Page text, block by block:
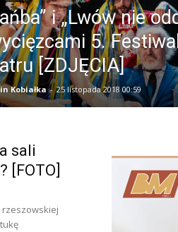
i „Lwów nie
5.
[ZDJĘCIA]
Kobiałka - 25 listopada 2018 00:59
sali
[FOTO]
rzeszowskiej